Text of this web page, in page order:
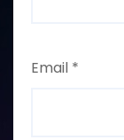
Email *